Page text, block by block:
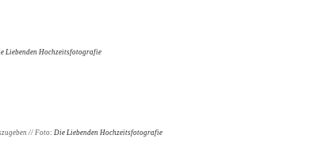
Liebenden Hochzeitsfotografie
// Foto: Die Liebenden Hochzeitsfotografie